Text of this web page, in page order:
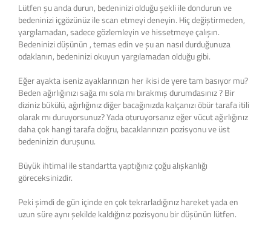
Lütfen şu anda durun, bedeninizi olduğu şekli ile dondurun ve
bedeninizi içgözünüz ile scan etmeyi deneyin. Hiç değiştirmeden,
yargılamadan, sadece gözlemleyin ve hissetmeye çalışın.
Bedeninizi düşünün , temas edin ve şu an nasıl durduğunuza
odaklanın, bedeninizi okuyun yargılamadan olduğu gibi.
Eğer ayakta iseniz ayaklarınızın her ikisi de yere tam basıyor mu?
Beden ağırlığınızı sağa mı sola mı bırakmış durumdasınız ? Bir
diziniz bükülü, ağırlığınız diğer bacağınızda kalçanızı öbür tarafa itili
olarak mı duruyorsunuz? Yada oturuyorsanız eğer vücut ağırlığınız
daha çok hangi tarafa doğru, bacaklarınızın pozisyonu ve üst
bedeninizin duruşunu.
Büyük ihtimal ile standartta yaptığınız çoğu alışkanlığı
göreceksinizdir.
Peki şimdi de gün içinde en çok tekrarladığınız hareket yada en
uzun süre aynı şekilde kaldığınız pozisyonu bir düşünün lütfen.